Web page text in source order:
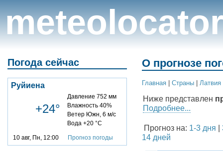
meteolocator
Погода сейчас
Руйиена
+24°
Давление 752 мм
Влажность 40%
Ветер Южн, 6 м/с
Вода +20 °C
10 авг, Пн, 12:00 Прогноз погоды
О прогнозе
Главная | Cтраны | Латвия
Ниже представлен
Подробнее...
Прогноз на: 1-3 дня |
14 дней